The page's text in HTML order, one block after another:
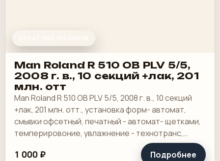
Man Roland R 510 OB PLV 5/5,
2008 г. в., 10 секций +лак, 201
млн. отт
Man Roland R 510 OB PLV 5/5, 2008 г. в., 10 секций
+лак, 201 млн. отт., установка форм- автомат,
смывки офсетный, печатный - автомат- щетками,
темперировоние, увлажнение - технотранс,
1 000 ₽ Подробнее